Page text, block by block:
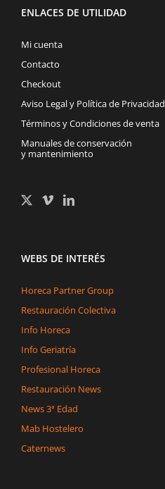
ENLACES DE UTILIDAD
Mi cuenta
Contacto
Checkout
Aviso Legal y Política de Privacidad
Términos y Condiciones de venta
Manuales de conservación
y mantenimiento
WEBS DE INTERÉS
Horeca Partner Group
Restauración Colectiva
Info Horeca
Info Geriatría
Profesional Horeca
Restauración News
News 3ª Edad
Mab Hostelero
Caternews